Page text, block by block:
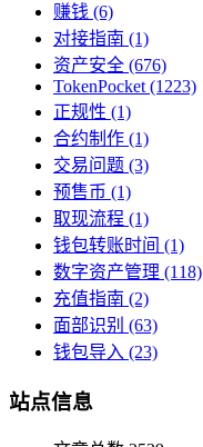
赚钱 (6)
对接指南 (1)
资产安全 (676)
TokenPocket (1223)
正规性 (1)
合约制作 (1)
交易问题 (3)
预售币 (1)
取现流程 (1)
钱包转账时间 (1)
数字资产管理 (118)
充值指南 (2)
面部识别 (63)
钱包导入 (23)
站点信息